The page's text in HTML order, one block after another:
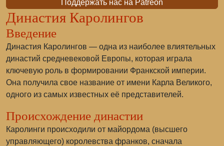
Поддержать нас на Patreon
Династия Каролингов
Введение
Династия Каролингов — одна из наиболее влиятельных
династий средневековой Европы, которая играла
ключевую роль в формировании Франкской империи.
Она получила свое название от имени Карла Великого,
одного из самых известных её представителей.
Происхождение династии
Каролинги происходили от майордома (высшего
управляющего) королевства франков, сначала